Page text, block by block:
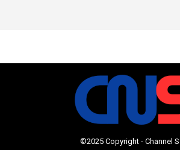
©2025 Copyright - Channel